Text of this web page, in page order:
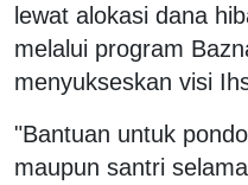
lewat alokasi dana
melalui program
menyukseskan visi
"Bantuan untuk
maupun santri